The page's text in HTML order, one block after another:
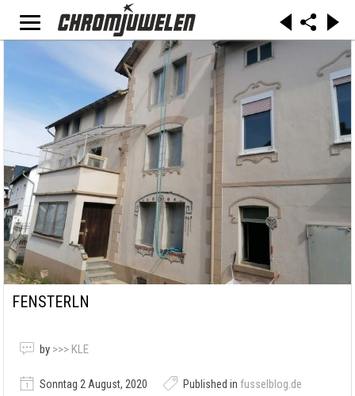
FENSTERLN
by >>> KLE
Sonntag 2 August, 2020 Published in fusselblog.de